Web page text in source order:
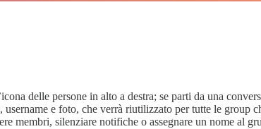
delle persone in alto a destra; se parti da una
e foto, che verrà riutilizzato per tutte le
membri, silenziare notifiche o assegnare un nome al